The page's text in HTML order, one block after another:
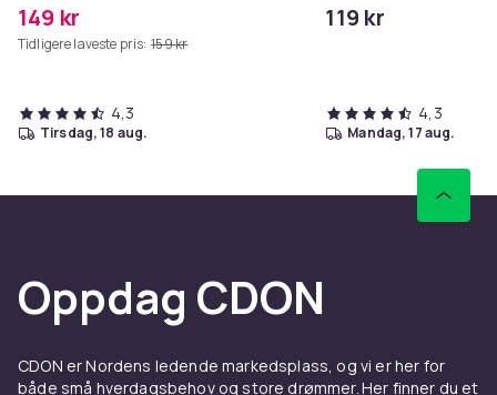
Svart
Artikkel nr.
Produktsikkerhetsinformasjon
149 kr
Tidligere laveste pris: 159 kr
4,3
tirsdag, 18 aug.
119 kr
4,3
mandag, 17 aug.
Oppdag CDON
CDON er Nordens ledende markedsplass, og vi er her for
både små hverdagsbehov og store drømmer. Her finner du et